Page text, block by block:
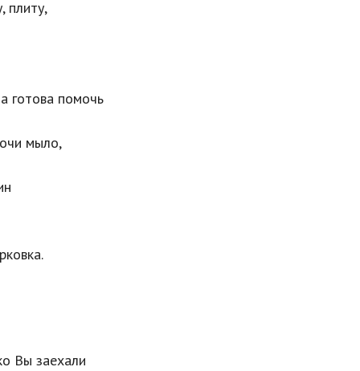
плиту,
готова помочь
мыло,
Вы заехали